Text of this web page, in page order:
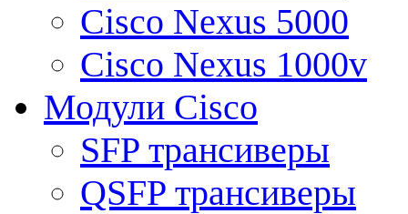
Cisco Nexus 5000
Cisco Nexus 1000v
Модули Cisco
SFP трансиверы
QSFP трансиверы